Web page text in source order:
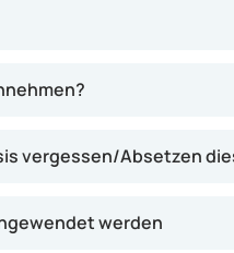
vergessen/Absetzen
werden